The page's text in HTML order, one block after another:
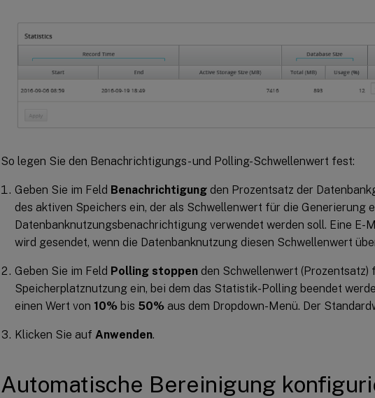
So legen Sie den Benachrichtigungs- und Polling-Schwellenwert fest:
Geben Sie im Feld Benachrichtigung den Prozentsatz der
des aktiven Speichers ein, der als Schwellenwert für die Generierung
Datenbanknutzungsbenachrichtigung verwendet werden soll. Eine E-
wird gesendet, wenn die Datenbanknutzung diesen Schwellenwert
Geben Sie im Feld Polling stoppen den Schwellenwert (Prozentsatz)
Speicherplatznutzung ein, bei dem das Statistik-Polling beendet
einen Wert von 10% bis 50% aus dem Dropdown-Menü. Der
Klicken Sie auf Anwenden.
Automatische Bereinigung